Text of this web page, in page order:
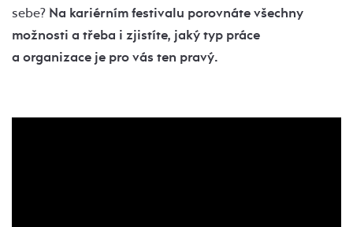
sebe? Na kariérním festivalu porovnáte všechny
možnosti a třeba i zjistíte, jaký typ práce
a organizace je pro vás ten pravý.